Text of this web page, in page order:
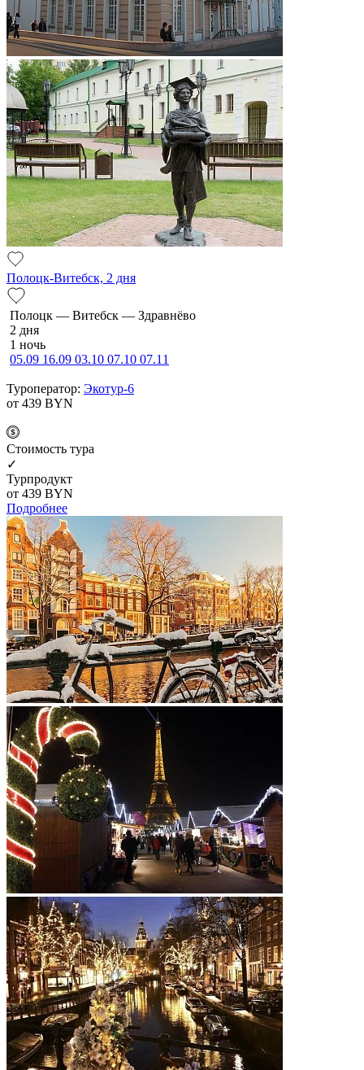
Полоцк-Витебск, 2 дня
По­лоцк — Ви­тебск — Здравнёво
2 дня
1 ночь
05.09 16.09 03.10 07.10 07.11
Туроператор: Экотур-6
от 439 BYN
Cтоимость тура
✓
Турпродукт
от 439 BYN
Подробнее